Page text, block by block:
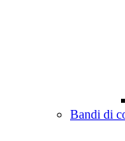
Bandi di